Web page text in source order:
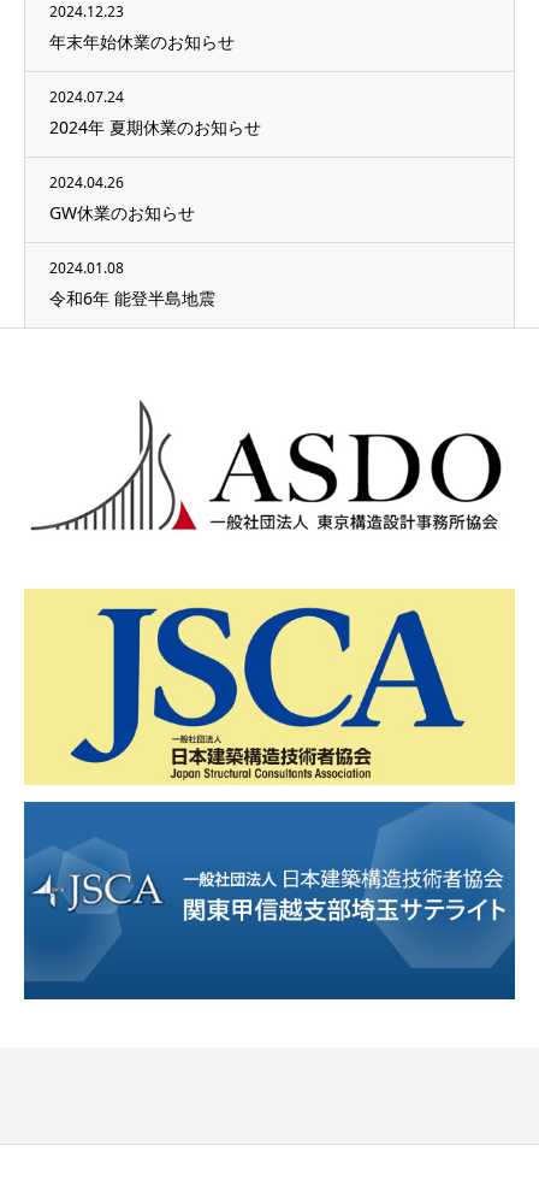
2024.12.23
年末年始休業のお知らせ
2024.07.24
2024年 夏期休業のお知らせ
2024.04.26
GW休業のお知らせ
2024.01.08
令和6年 能登半島地震